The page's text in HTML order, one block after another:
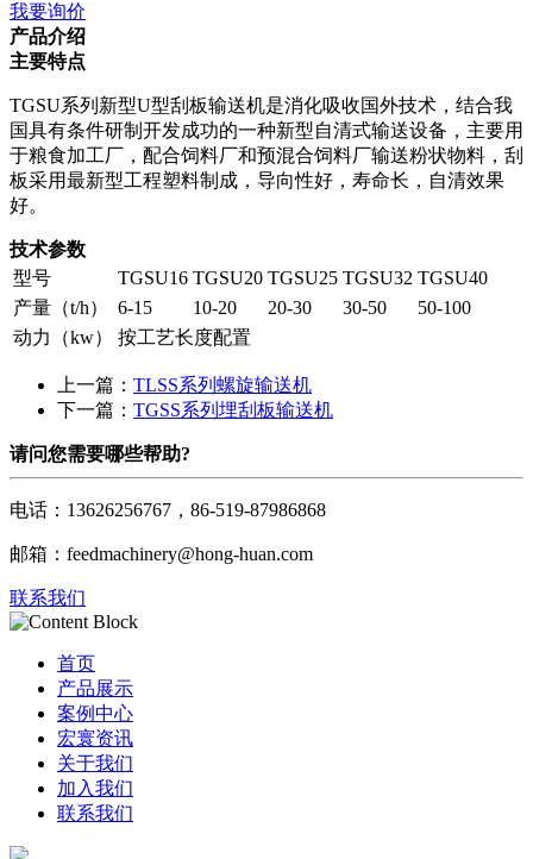
我要询价
产品介绍
主要特点
TGSU系列新型U型刮板输送机是消化吸收国外技术，结合我
国具有条件研制开发成功的一种新型自清式输送设备，主要用
于粮食加工厂，配合饲料厂和预混合饲料厂输送粉状物料，刮
板采用最新型工程塑料制成，导向性好，寿命长，自清效果
好。
技术参数
型号
TGSU16 TGSU20 TGSU25 TGSU32 TGSU40
产量（t/h）
6-15 10-20 20-30 30-50
50-100
动力（kw）
按工艺长度配置
上一篇： TLSS系列螺旋输送机
下一篇： TGSS系列埋刮板输送机
请问您需要哪些帮助?
电话：13626256767，86-519-87986868
邮箱：feedmachinery@hong-huan.com
联系我们
首页
产品展示
案例中心
宏寰资讯
关于我们
加入我们
联系我们